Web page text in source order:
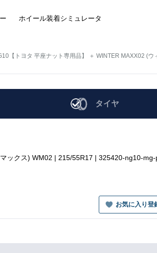
ホイール装着シミュレータ
【トヨタ 平座ナット専用品】 ＋ WINTER MAXX02 (ウ
タイヤ
ックス) WM02 | 215/55R17 | 325420-ng10-
お気に入り登